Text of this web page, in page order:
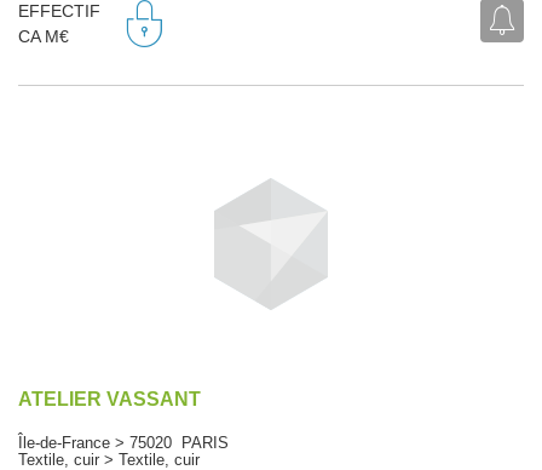
EFFECTIF
CA M€
ATELIER VASSANT
Île-de-France > 75020 PARIS
Textile, cuir > Textile, cuir